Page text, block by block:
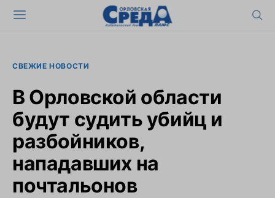
СВЕЖИЕ НОВОСТИ
В Орловской области
будут судить убийц и
разбойников,
нападавших на
почтальонов